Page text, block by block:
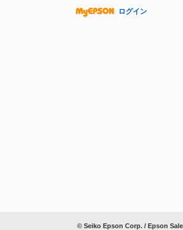
ログイン
© Seiko Epson Corp. / Epson